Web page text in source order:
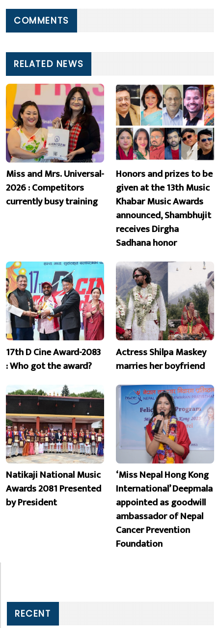
COMMENTS
RELATED NEWS
Miss and Mrs. Universal-
2026 : Competitors
currently busy training
Honors and prizes to be
given at the 13th Music
Khabar Music Awards
announced, Shambhujit
receives Dirgha
Sadhana honor
17th D Cine Award-2083
: Who got the award?
Actress Shilpa Maskey
marries her boyfriend
Natikaji National Music
Awards 2081 Presented
by President
‘Miss Nepal Hong Kong
International’ Deepmala
appointed as goodwill
ambassador of Nepal
Cancer Prevention
Foundation
RECENT